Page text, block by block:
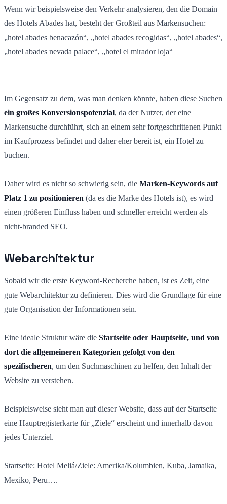
Wenn wir beispielsweise den Verkehr analysieren, den die Domain
des Hotels Abades hat, besteht der Großteil aus Markensuchen:
„hotel abades benacazón“, „hotel abades recogidas“, „hotel abades“,
„hotel abades nevada palace“, „hotel el mirador loja“
Im Gegensatz zu dem, was man denken könnte, haben diese Suchen
ein großes Konversionspotenzial, da der Nutzer, der eine
Markensuche durchführt, sich an einem sehr fortgeschrittenen Punkt
im Kaufprozess befindet und daher eher bereit ist, ein Hotel zu
buchen.
Daher wird es nicht so schwierig sein, die Marken-Keywords auf
Platz 1 zu positionieren (da es die Marke des Hotels ist), es wird
einen größeren Einfluss haben und schneller erreicht werden als
nicht-branded SEO.
Webarchitektur
Sobald wir die erste Keyword-Recherche haben, ist es Zeit, eine
gute Webarchitektur zu definieren. Dies wird die Grundlage für eine
gute Organisation der Informationen sein.
Eine ideale Struktur wäre die Startseite oder Hauptseite, und von
dort die allgemeineren Kategorien gefolgt von den
spezifischeren, um den Suchmaschinen zu helfen, den Inhalt der
Website zu verstehen.
Beispielsweise sieht man auf dieser Website, dass auf der Startseite
eine Hauptregisterkarte für „Ziele“ erscheint und innerhalb davon
jedes Unterziel.
Startseite: Hotel Meliá/Ziele: Amerika/Kolumbien, Kuba, Jamaika,
Mexiko, Peru….